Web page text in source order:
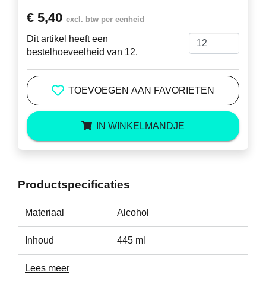
€ 5,40 excl. btw per eenheid
Dit artikel heeft een
bestelhoeveelheid van 12.
TOEVOEGEN AAN FAVORIETEN
IN WINKELMANDJE
Productspecificaties
Materiaal Alcohol
Inhoud 445 ml
Lees meer